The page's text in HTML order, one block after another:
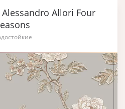
Alessandro Allori Four